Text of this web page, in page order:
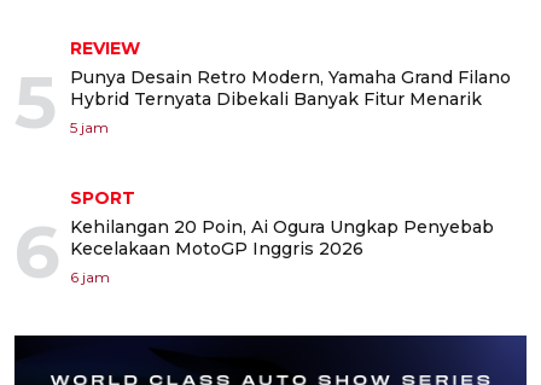
5
REVIEW
Punya Desain Retro Modern, Yamaha Grand Filano
Hybrid Ternyata Dibekali Banyak Fitur Menarik
5 jam
6
SPORT
Kehilangan 20 Poin, Ai Ogura Ungkap Penyebab
Kecelakaan MotoGP Inggris 2026
6 jam